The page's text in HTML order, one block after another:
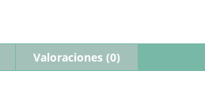
Valoraciones (0)